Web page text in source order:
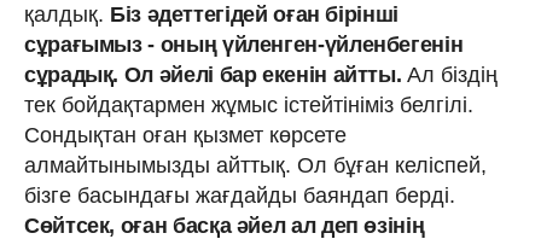
қалдық. Біз әдеттегідей оған бірінші
сұрағымыз - оның үйленген-үйленбегенін
сұрадық. Ол әйелі бар екенін айтты. Ал біздің
тек бойдақтармен жұмыс істейтініміз белгілі.
Сондықтан оған қызмет көрсете
алмайтынымызды айттық. Ол бұған келіспей,
бізге басындағы жағдайды баяндап берді.
Сөйтсек, оған басқа әйел ал деп өзінің